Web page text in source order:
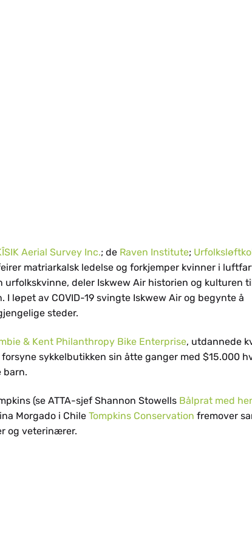
Aerial Survey Inc.; de Raven Institute;
matriarkalsk ledelse og forkjemper kvinner i
deler Iskwew Air historien og kulturen til
løpet av COVID-19 svingte Iskwew Air og begynte å
steder.
& Kent Philanthropy Bike Enterprise, utdannede
sykkelbutikken sin åtte ganger med $15.000
barn.
(se ATTA-sjef Shannon Stowells Bålprat med
Morgado i Chile Tompkins Conservation fremover
og veterinærer.